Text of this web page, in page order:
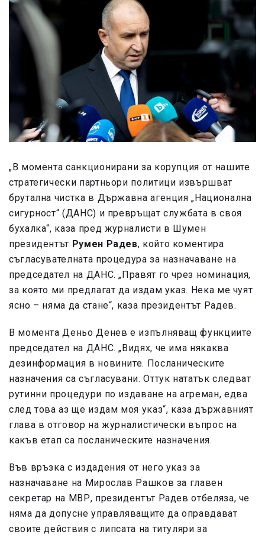
„В момента санкционирани за корупция от нашите
стратегически партньори политици извършват
брутална чистка в Държавна агенция „Национална
сигурност“ (ДАНС) и превръщат службата в своя
бухалка“, каза пред журналисти в Шумен
президентът Румен Радев, който коментира
съгласувателната процедура за назначаване на
председател на ДАНС. „Правят го чрез номинация,
за която ми предлагат да издам указ. Нека ме чуят
ясно – няма да стане“, каза президентът Радев.
В момента Деньо Денев е изпълняващ функциите
председател на ДАНС. „Видях, че има някаква
дезинформация в новините. Посланическите
назначения са съгласувани. Оттук нататък следват
рутинни процедури по издаване на агреман, едва
след това аз ще издам моя указ“, каза държавният
глава в отговор на журналистически въпрос на
какъв етап са посланическите назначения.
Във връзка с издадения от него указ за
назначаване на Мирослав Рашков за главен
секретар на МВР, президентът Радев отбеляза, че
няма да допусне управляващите да оправдават
своите действия с липсата на титуляри за